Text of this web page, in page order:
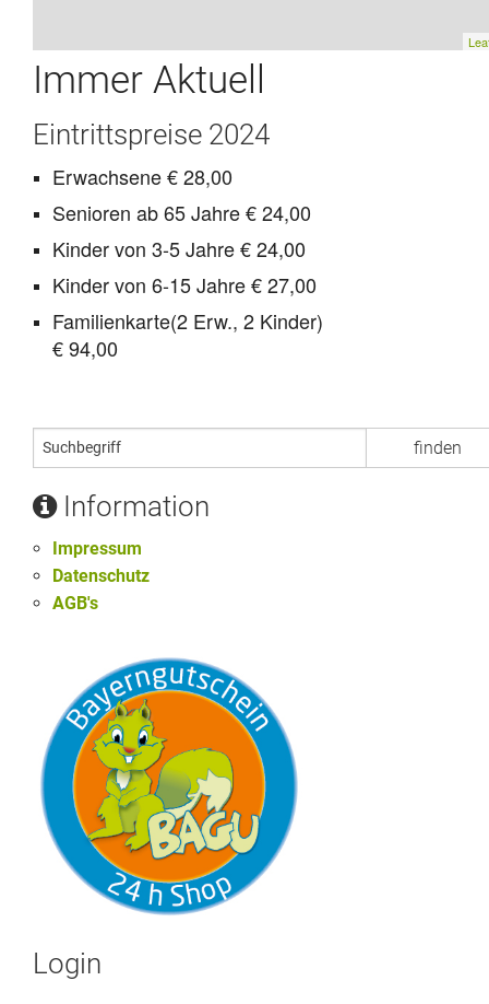
Immer Aktuell
Eintrittspreise 2024
Erwachsene € 28,00
Senioren ab 65 Jahre € 24,00
Kinder von 3-5 Jahre € 24,00
Kinder von 6-15 Jahre € 27,00
Familienkarte(2 Erw., 2 Kinder)
€ 94,00
Information
Impressum
Datenschutz
AGB's
Login